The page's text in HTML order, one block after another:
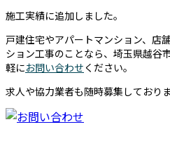
施工実績に追加しました。
戸建住宅やアパートマンション、店
ション工事のことなら、埼玉県越谷
軽にお問い合わせ ください。
求人や協力業者も随時募集しておりま